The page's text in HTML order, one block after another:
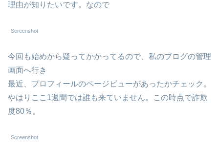
理由が知りたいです。なので
Screenshot
今回も始めから疑ってかかってるので、私のブログの管理
画面へ行き
最近、プロフィールのページビューがあったかチェック。
やはりここ1週間では誰も来ていません。この時点で詐欺
度80％。
Screenshot